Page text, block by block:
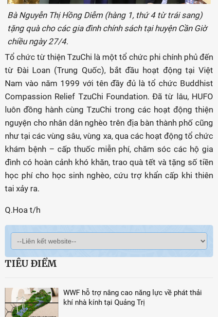
Bà Nguyễn Thị Hồng Diễm (hàng 1, thứ 4 từ trái sang)
tặng quà cho các gia đình chính sách tại huyện Cần Giờ
chiều ngày 27/4.
Tổ chức từ thiện TzuChi là một tổ chức phi chính phủ đến
từ Đài Loan (Trung Quốc), bắt đầu hoạt động tại Việt
Nam vào năm 1999 với tên đầy đủ là tổ chức Buddhist
Compassion Relief TzuChi Foundation. Đã từ lâu, HUFO
luôn đồng hành cùng TzuChi trong các hoạt động thiện
nguyện cho nhân dân nghèo trên địa bàn thành phố cũng
như tại các vùng sâu, vùng xa, qua các hoạt động tổ chức
khám bệnh – cấp thuốc miễn phí, chăm sóc các hộ gia
đình có hoàn cảnh khó khăn, trao quà tết và tặng số tiền
học phí cho học sinh nghèo, cứu trợ khẩn cấp khi thiên
tai xảy ra.
Q.Hoa t/h
TIÊU ĐIỂM
WWF hỗ trợ nâng cao năng lực về phát thải
khí nhà kính tại Quảng Trị